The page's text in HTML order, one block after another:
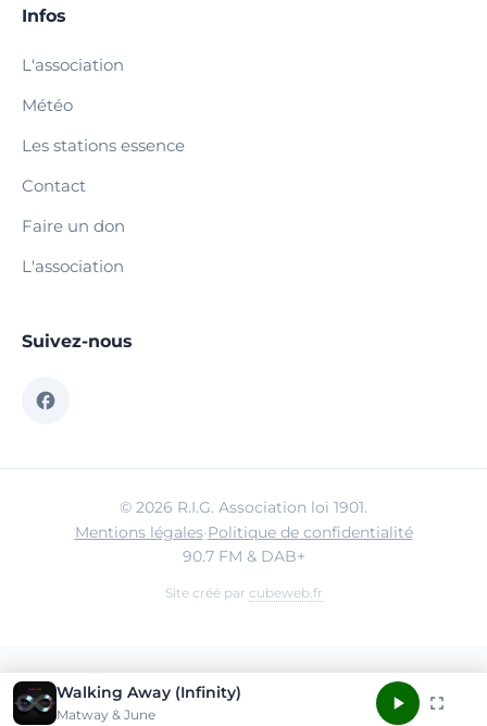
Infos
L'association
Météo
Les stations essence
Contact
Faire un don
L'association
Suivez-nous
© 2026 R.I.G. Association loi 1901.
Mentions légales·Politique de confidentialité
90.7 FM & DAB+
Site créé par cubeweb.fr
Walking Away (Infinity)
Matway & June